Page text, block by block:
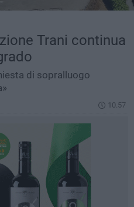
Trani continua
di sopralluogo
10.57